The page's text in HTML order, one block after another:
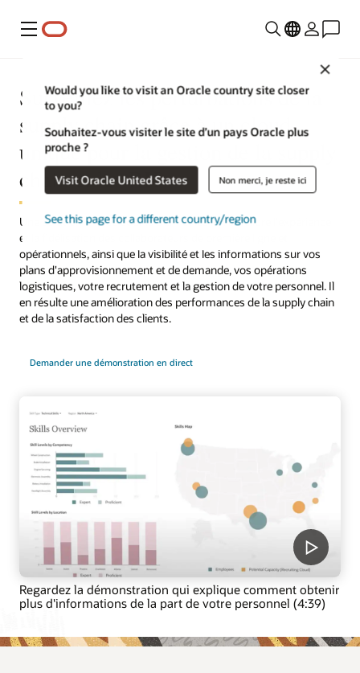
Menu
Would you like to visit an Oracle country site closer
to you?
Souhaitez-vous visiter le site d’un pays Oracle plus
proche ?
Visit Oracle United States Non merci, je reste ici
See this page for a different country/region
Surveillez les perturbations de la
supply chain grâce à un cloud
unique pour la gestion de la supply
chain et les RH
Une solution unifiée pour la SCM et les RH améliore l'expérience
et la fidélisation des collaborateurs de première ligne et
opérationnels, ainsi que la visibilité et les informations sur vos
plans d'approvisionnement et de demande, vos opérations
logistiques, votre recrutement et la gestion de votre personnel. Il
en résulte une amélioration des performances de la supply chain
et de la satisfaction des clients.
Demander une démonstration en direct
Regardez la démonstration qui explique comment obtenir
plus d'informations de la part de votre personnel (4:39)